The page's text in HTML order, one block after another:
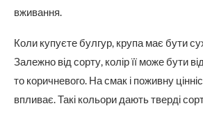
вживання.
Коли купуєте булгур, крупа має бути
Залежно від сорту, колір її може бути
то коричневого. На смак і поживну
впливає. Такі кольори дають тверді